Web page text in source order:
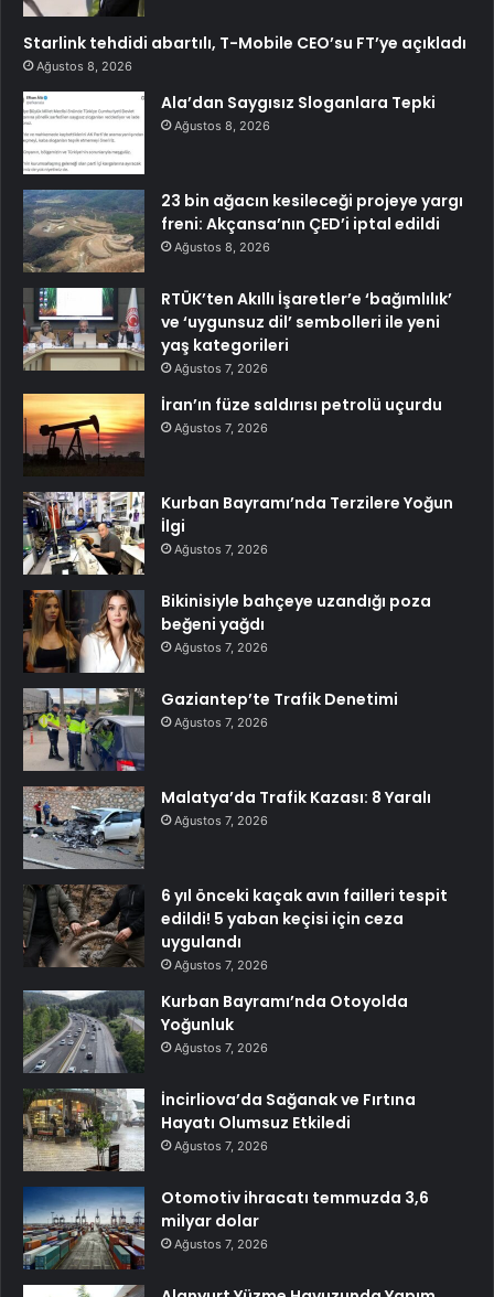
Starlink tehdidi abartılı, T-Mobile CEO’su FT’ye açıkladı
Ağustos 8, 2026
Ala’dan Saygısız Sloganlara Tepki
Ağustos 8, 2026
23 bin ağacın kesileceği projeye yargı
freni: Akçansa’nın ÇED’i iptal edildi
Ağustos 8, 2026
RTÜK’ten Akıllı İşaretler’e ‘bağımlılık’
ve ‘uygunsuz dil’ sembolleri ile yeni
yaş kategorileri
Ağustos 7, 2026
İran’ın füze saldırısı petrolü uçurdu
Ağustos 7, 2026
Kurban Bayramı’nda Terzilere Yoğun
İlgi
Ağustos 7, 2026
Bikinisiyle bahçeye uzandığı poza
beğeni yağdı
Ağustos 7, 2026
Gaziantep’te Trafik Denetimi
Ağustos 7, 2026
Malatya’da Trafik Kazası: 8 Yaralı
Ağustos 7, 2026
6 yıl önceki kaçak avın failleri tespit
edildi! 5 yaban keçisi için ceza
uygulandı
Ağustos 7, 2026
Kurban Bayramı’nda Otoyolda
Yoğunluk
Ağustos 7, 2026
İncirliova’da Sağanak ve Fırtına
Hayatı Olumsuz Etkiledi
Ağustos 7, 2026
Otomotiv ihracatı temmuzda 3,6
milyar dolar
Ağustos 7, 2026